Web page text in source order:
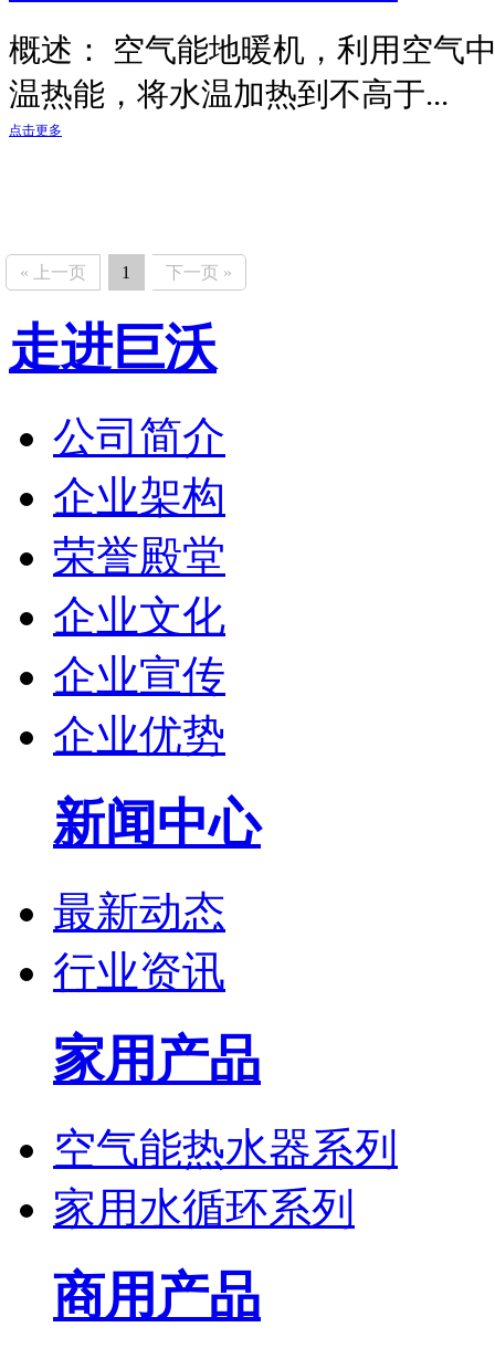
概述： 空气能地暖机，利用空气
温热能，将水温加热到不高于...
点击更多
« 上一页 1 下一页 »
走进巨沃
公司简介
企业架构
荣誉殿堂
企业文化
企业宣传
企业优势
新闻中心
最新动态
行业资讯
家用产品
空气能热水器系列
家用水循环系列
商用产品